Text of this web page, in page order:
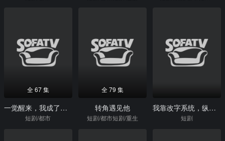
全 67 集
一觉醒来，我成了嫌疑人
短剧/都市
全 79 集
转角遇见他
短剧/都市短剧/重生
我靠改字系统，纵横了八零年代
短剧